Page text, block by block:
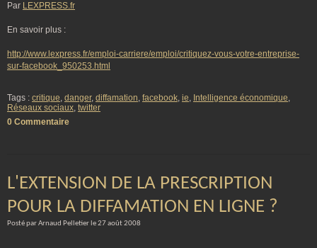
Par LEXPRESS.fr
En savoir plus :
http://www.lexpress.fr/emploi-carriere/emploi/critiquez-vous-votre-entreprise-
sur-facebook_950253.html
Tags : critique, danger, diffamation, facebook, ie, Intelligence économique,
Réseaux sociaux, twitter
0 Commentaire
L'EXTENSION DE LA PRESCRIPTION
POUR LA DIFFAMATION EN LIGNE ?
Posté par Arnaud Pelletier le 27 août 2008